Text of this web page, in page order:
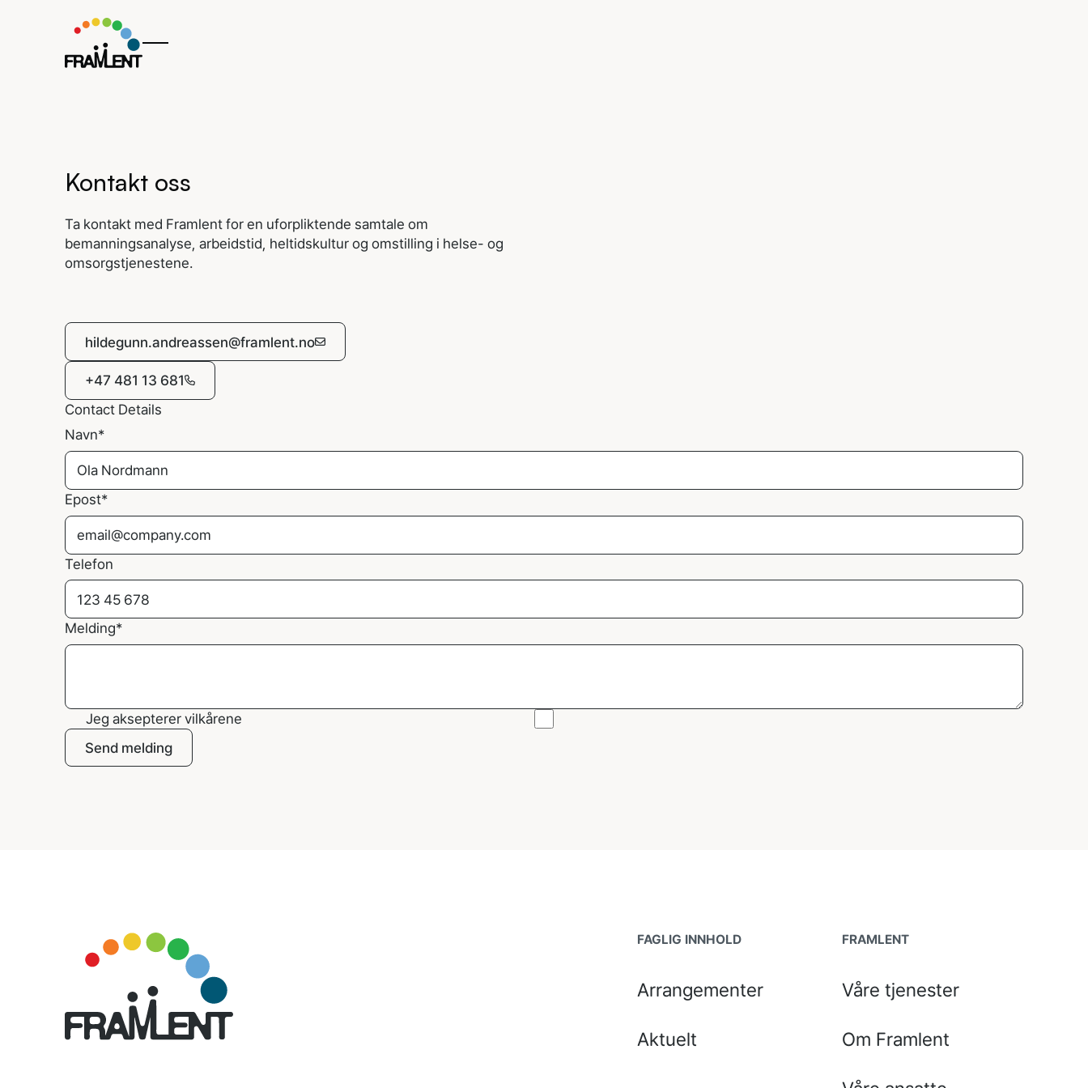
Kontakt oss
Ta kontakt med Framlent for en uforpliktende samtale om
bemanningsanalyse, arbeidstid, heltidskultur og omstilling i helse- og
omsorgstjenestene.
hildegunn.andreassen@framlent.no
+47 481 13 681
Contact Details
Navn*
Epost*
Telefon
Melding*
Jeg aksepterer vilkårene
Send melding
FAGLIG INNHOLD
Arrangementer
Aktuelt
FRAMLENT
Våre tjenester
Om Framlent